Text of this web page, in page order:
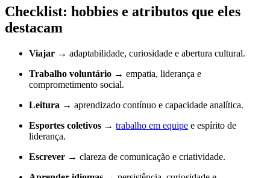
Checklist: hobbies e atributos que eles
destacam
Viajar → adaptabilidade, curiosidade e abertura cultural.
Trabalho voluntário → empatia, liderança e
comprometimento social.
Leitura → aprendizado contínuo e capacidade analítica.
Esportes coletivos → trabalho em equipe e espírito de
liderança.
Escrever → clareza de comunicação e criatividade.